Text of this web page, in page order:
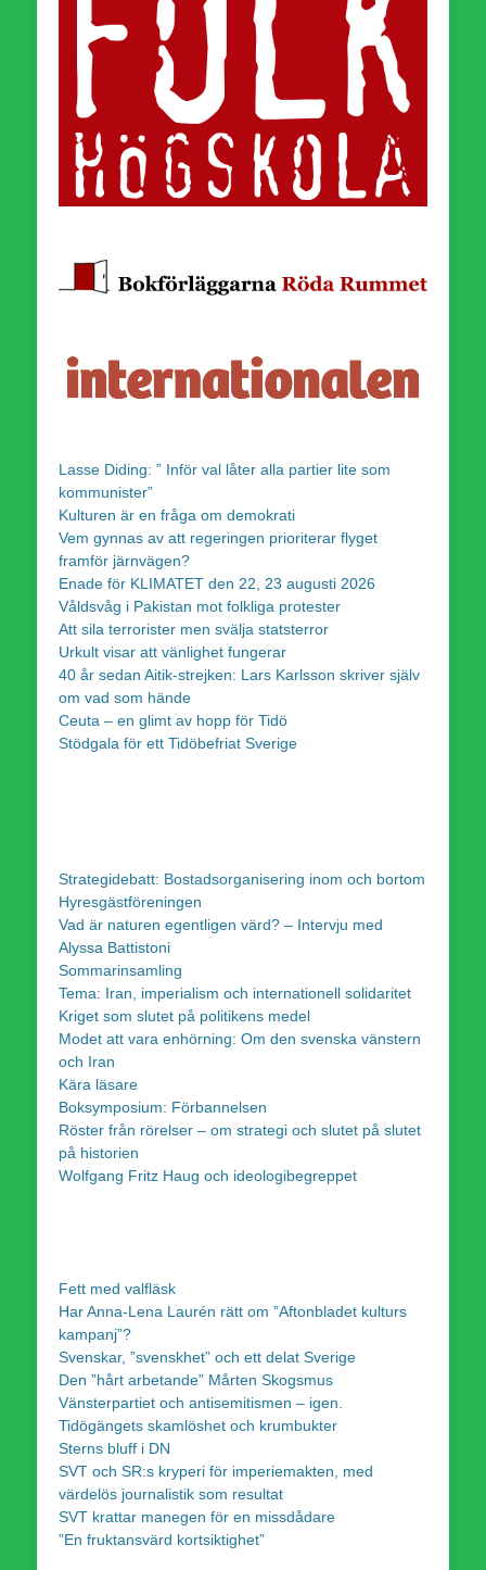
Lasse Diding: ” Inför val låter alla partier lite som
kommunister”
Kulturen är en fråga om demokrati
Vem gynnas av att regeringen prioriterar flyget
framför järnvägen?
Enade för KLIMATET den 22, 23 augusti 2026
Våldsvåg i Pakistan mot folkliga protester
Att sila terrorister men svälja statsterror
Urkult visar att vänlighet fungerar
40 år sedan Aitik-strejken: Lars Karlsson skriver själv
om vad som hände
Ceuta – en glimt av hopp för Tidö
Stödgala för ett Tidöbefriat Sverige
Strategidebatt: Bostadsorganisering inom och bortom
Hyresgästföreningen
Vad är naturen egentligen värd? – Intervju med
Alyssa Battistoni
Sommarinsamling
Tema: Iran, imperialism och internationell solidaritet
Kriget som slutet på politikens medel
Modet att vara enhörning: Om den svenska vänstern
och Iran
Kära läsare
Boksymposium: Förbannelsen
Röster från rörelser – om strategi och slutet på slutet
på historien
Wolfgang Fritz Haug och ideologibegreppet
Fett med valfläsk
Har Anna-Lena Laurén rätt om ”Aftonbladet kulturs
kampanj”?
Svenskar, ”svenskhet” och ett delat Sverige
Den ”hårt arbetande” Mårten Skogsmus
Vänsterpartiet och antisemitismen – igen.
Tidögängets skamlöshet och krumbukter
Sterns bluff i DN
SVT och SR:s kryperi för imperiemakten, med
värdelös journalistik som resultat
SVT krattar manegen för en missdådare
”En fruktansvärd kortsiktighet”